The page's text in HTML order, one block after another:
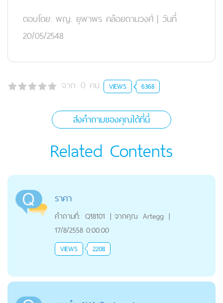
ตอบโดย: พญ. ยุพาพร คล้อยตามวงศ์ | วันที่
20/05/2548
จาก: 0 คน VIEWS 6368
ส่งคำถามของคุณได้ที่นี่
Related Contents
ราคา
คำถามที่: Q18101 | จากคุณ Artegg |
17/8/2558 0:00:00
VIEWS 2208